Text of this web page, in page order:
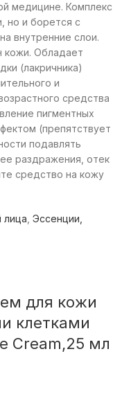
медицине. Комплекс
но и борется с
внутренние слои.
кожи. Обладает
(лакричника)
и
средства
пигментных
(препятствует
подавлять
раздражения, отек
средство на кожу
лица Эссенции,
для кожи
клетками
Cream,25 мл